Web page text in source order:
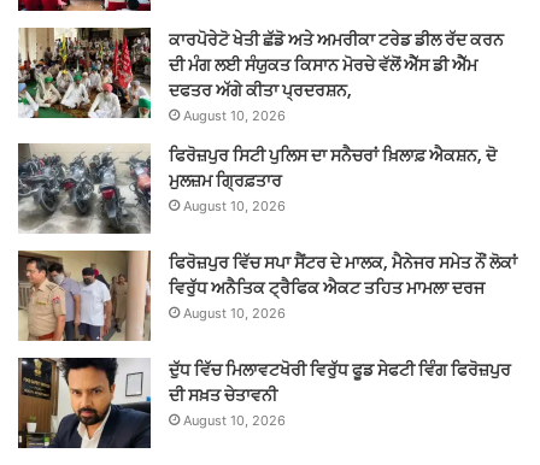
ਕਾਰਪੋਰੇਟੋ ਖੇਤੀ ਛੱਡੋ ਅਤੇ ਅਮਰੀਕਾ ਟਰੇਡ ਡੀਲ ਰੱਦ ਕਰਨ
ਦੀ ਮੰਗ ਲਈ ਸੰਯੁਕਤ ਕਿਸਾਨ ਮੋਰਚੇ ਵੱਲੋਂ ਐੱਸ ਡੀ ਐੱਮ
ਦਫਤਰ ਅੱਗੇ ਕੀਤਾ ਪ੍ਰਦਰਸ਼ਨ,
August 10, 2026
ਫਿਰੋਜ਼ਪੁਰ ਸਿਟੀ ਪੁਲਿਸ ਦਾ ਸਨੈਚਰਾਂ ਖ਼ਿਲਾਫ਼ ਐਕਸ਼ਨ, ਦੋ
ਮੁਲਜ਼ਮ ਗ੍ਰਿਫ਼ਤਾਰ
August 10, 2026
ਫਿਰੋਜ਼ਪੁਰ ਵਿੱਚ ਸਪਾ ਸੈਂਟਰ ਦੇ ਮਾਲਕ, ਮੈਨੇਜਰ ਸਮੇਤ ਨੌਂ ਲੋਕਾਂ
ਵਿਰੁੱਧ ਅਨੈਤਿਕ ਟ੍ਰੈਫਿਕ ਐਕਟ ਤਹਿਤ ਮਾਮਲਾ ਦਰਜ
August 10, 2026
ਦੁੱਧ ਵਿੱਚ ਮਿਲਾਵਟਖੋਰੀ ਵਿਰੁੱਧ ਫੂਡ ਸੇਫਟੀ ਵਿੰਗ ਫਿਰੋਜ਼ਪੁਰ
ਦੀ ਸਖ਼ਤ ਚੇਤਾਵਨੀ
August 10, 2026